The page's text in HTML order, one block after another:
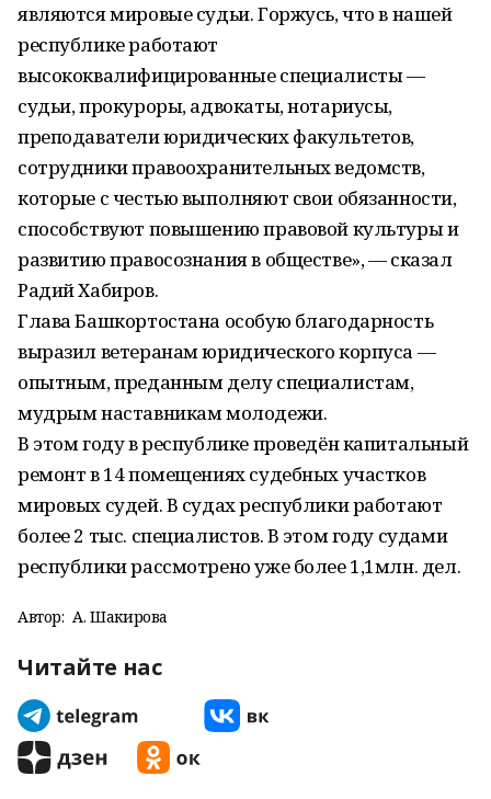
являются мировые судьи. Горжусь, что в нашей
республике работают
высококвалифицированные специалисты —
судьи, прокуроры, адвокаты, нотариусы,
преподаватели юридических факультетов,
сотрудники правоохранительных ведомств,
которые с честью выполняют свои обязанности,
способствуют повышению правовой культуры и
развитию правосознания в обществе», — сказал
Радий Хабиров.
Глава Башкортостана особую благодарность
выразил ветеранам юридического корпуса —
опытным, преданным делу специалистам,
мудрым наставникам молодежи.
В этом году в республике проведён капитальный
ремонт в 14 помещениях судебных участков
мировых судей. В судах республики работают
более 2 тыс. специалистов. В этом году судами
республики рассмотрено уже более 1,1млн. дел.
Автор: А. Шакирова
Читайте нас